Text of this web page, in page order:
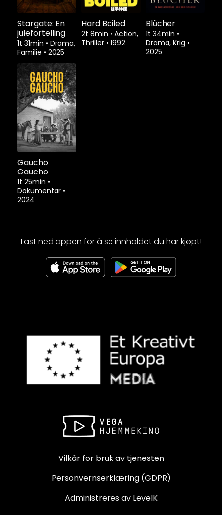
Stargate: En
julefortelling
1t 31min • Drama,
Familie • 2025
Hard Boiled
2t 8min • Action,
Thriller • 1992
Blücher
1t 34min •
Drama, Krig •
2025
Gaucho
Gaucho
1t 25min •
Dokumentar •
2024
Last ned appen for å se innholdet du har kjøpt!
Vilkår for bruk av tjenesten
Personvernserklæring (GDPR)
Administreres av LevelK